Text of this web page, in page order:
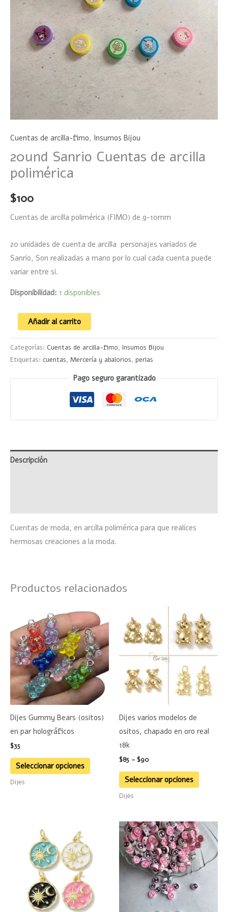
Cuentas de arcilla-fimo, Insumos Bijou
20und Sanrio Cuentas de arcilla
polimérica
$100
Cuentas de arcilla polimérica (FIMO) de 9-10mm
20 unidades de cuenta de arcilla personajes variados de
Sanrio, Son realizadas a mano por lo cual cada cuenta puede
variar entre si.
Disponibilidad: 1 disponibles
Añadir al carrito
Categorías: Cuentas de arcilla-fimo, Insumos Bijou
Etiquetas: cuentas, Mercería y abalorios, perlas
Pago seguro garantizado
Descripción
Cuentas de moda, en arcilla polimérica para que realices
hermosas creaciones a la moda.
Productos relacionados
Dijes Gummy Bears (ositos)
en par holográficos
$35
Seleccionar opciones
Este
producto
tiene
múltiples
variantes.
Las
opciones
pueden
página
Dijes
Dijes varios modelos de
ositos, chapado en oro real
18k
$85 - $90
de
precios:
desde
$85
hasta
$90
Seleccionar opciones
Este
producto
tiene
Las
opciones
elegir
de
Dijes
tiene
múltiples
variantes.
Las